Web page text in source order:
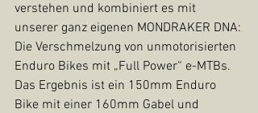
verstehen und kombiniert es mit
unserer ganz eigenen MONDRAKER DNA:
Die Verschmelzung von unmotorisierten
Enduro Bikes mit „Full Power“ e-MTBs.
Das Ergebnis ist ein 150mm Enduro
Bike mit einer 160mm Gabel und